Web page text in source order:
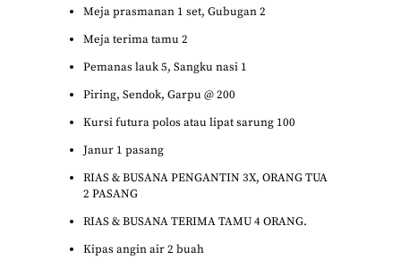
Meja prasmanan 1 set, Gubugan 2
Meja terima tamu 2
Pemanas lauk 5, Sangku nasi 1
Piring, Sendok, Garpu @ 200
Kursi futura polos atau lipat sarung 100
Janur 1 pasang
RIAS & BUSANA PENGANTIN 3X, ORANG TUA
2 PASANG
RIAS & BUSANA TERIMA TAMU 4 ORANG.
Kipas angin air 2 buah